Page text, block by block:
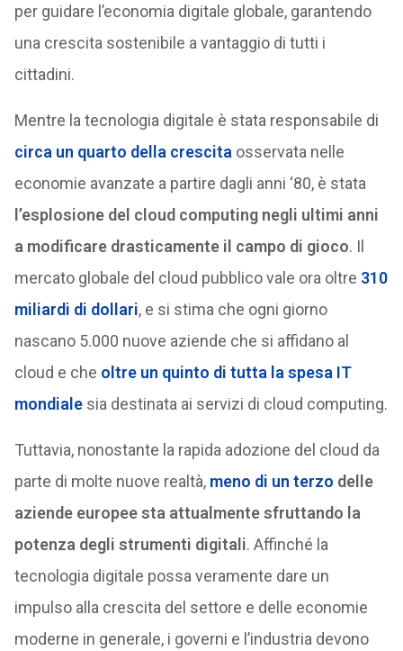
per guidare l’economia digitale globale, garantendo
una crescita sostenibile a vantaggio di tutti i
cittadini.
Mentre la tecnologia digitale è stata responsabile di
circa un quarto della crescita osservata nelle
economie avanzate a partire dagli anni ‘80, è stata
l’esplosione del cloud computing negli ultimi anni
a modificare drasticamente il campo di gioco. Il
mercato globale del cloud pubblico vale ora oltre 310
miliardi di dollari, e si stima che ogni giorno
nascano 5.000 nuove aziende che si affidano al
cloud e che oltre un quinto di tutta la spesa IT
mondialesia destinata ai servizi di cloud computing.
Tuttavia, nonostante la rapida adozione del cloud da
parte di molte nuove realtà, meno di un terzo delle
aziende europee sta attualmente sfruttando la
potenza degli strumenti digitali. Affinché la
tecnologia digitale possa veramente dare un
impulso alla crescita del settore e delle economie
moderne in generale, i governi e l’industria devono